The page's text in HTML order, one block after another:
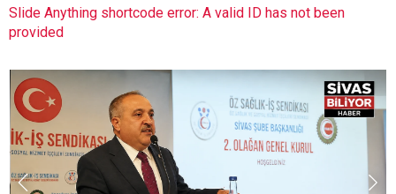
Slide Anything shortcode error: A valid ID has not been
provided